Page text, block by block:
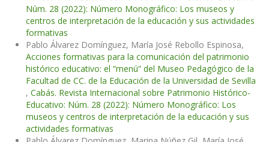
Núm. 28 (2022): Número Monográfico: Los museos y
centros de interpretación de la educación y sus actividades
formativas
Pablo Álvarez Domínguez, María José Rebollo Espinosa,
Acciones formativas para la comunicación del patrimonio
histórico educativo: el “menú” del Museo Pedagógico de la
Facultad de CC. de la Educación de la Universidad de Sevilla
, Cabás. Revista Internacional sobre Patrimonio Histórico-
Educativo: Núm. 28 (2022): Número Monográfico: Los
museos y centros de interpretación de la educación y sus
actividades formativas